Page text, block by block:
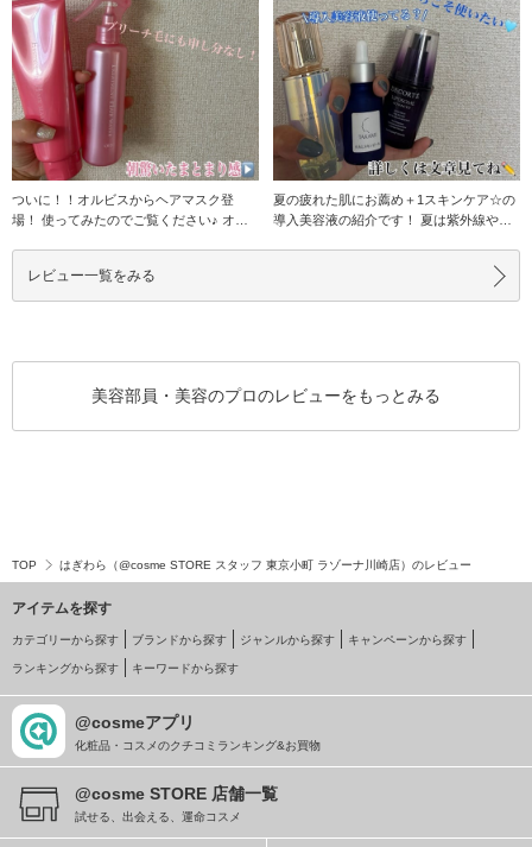
ついに！！オルビスからヘアマスク登
場！ 使ってみたのでご覧ください♪ オル
夏の疲れた肌にお薦め＋1スキンケア☆の
導入美容液の紹介です！ 夏は紫外線や冷
レビュー一覧をみる
美容部員・美容のプロのレビューをもっとみる
TOP はぎわら（@cosme STORE スタッフ 東京小町 ラゾーナ川崎店）のレビュー
アイテムを探す
カテゴリーから探す ブランドから探す ジャンルから探す キャンペーンから探す
ランキングから探す キーワードから探す
@cosmeアプリ
化粧品・コスメのクチコミランキング&お買物
@cosme STORE 店舗一覧
試せる、出会える、運命コスメ